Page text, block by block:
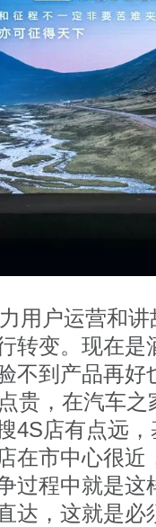
用户运营和
转变。现在
不到产品再
贵，在汽车
4S店有点远
在市中心很
过程中就是
达，这就是